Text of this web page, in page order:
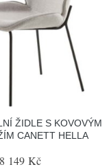
ŽIDLE S KOVOVÝM
CANETT HELLA
8 149 Kč